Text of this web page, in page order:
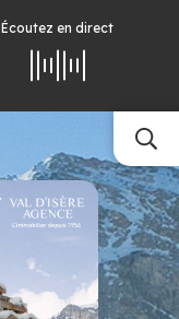
Écoutez en direct